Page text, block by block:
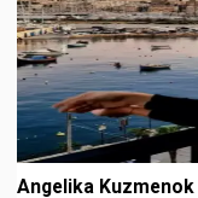
Angelika